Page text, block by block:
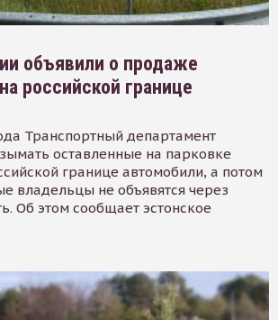
объявили о продаже
российской границе
Транспортный департамент
оставленные на парковке
границе автомобили, а потом
владельцы не объявятся через
Об этом сообщает эстонское